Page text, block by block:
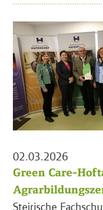
02.03.2026
Green Care-
Steirische